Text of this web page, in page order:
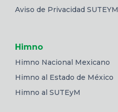
Aviso de Privacidad SUTEYM
Himno
Himno Nacional Mexicano
Himno al Estado de México
Himno al SUTEyM